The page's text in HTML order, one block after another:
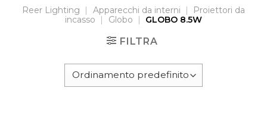
Reer Lighting | Apparecchi da interni |
Proiettori da
incasso
| Globo | GLOBO 8.5W
FILTRA